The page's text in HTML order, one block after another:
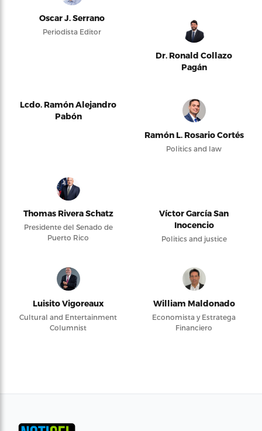
Oscar J. Serrano
Periodista Editor
Dr. Ronald Collazo
Pagán
Lcdo. Ramón Alejandro
Pabón
Ramón L. Rosario Cortés
Politics and law
Thomas Rivera Schatz
Presidente del Senado de
Puerto Rico
Víctor García San
Inocencio
Politics and justice
Luisito Vigoreaux
Cultural and Entertainment
Columnist
William Maldonado
Economista y Estratega
Financiero